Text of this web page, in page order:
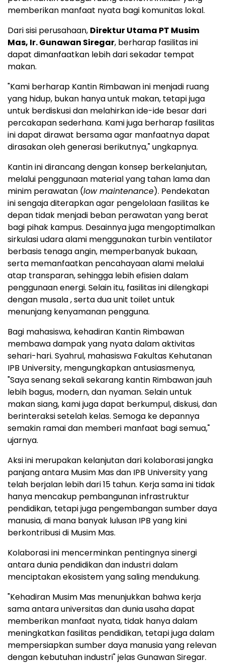
memberikan manfaat nyata bagi komunitas lokal.
Dari sisi perusahaan, Direktur Utama PT Musim
Mas, Ir. Gunawan Siregar, berharap fasilitas ini
dapat dimanfaatkan lebih dari sekadar tempat
makan.
"Kami berharap Kantin Rimbawan ini menjadi ruang
yang hidup, bukan hanya untuk makan, tetapi juga
untuk berdiskusi dan melahirkan ide-ide besar dari
percakapan sederhana. Kami juga berharap fasilitas
ini dapat dirawat bersama agar manfaatnya dapat
dirasakan oleh generasi berikutnya," ungkapnya.
Kantin ini dirancang dengan konsep berkelanjutan,
melalui penggunaan material yang tahan lama dan
minim perawatan (low maintenance). Pendekatan
ini sengaja diterapkan agar pengelolaan fasilitas ke
depan tidak menjadi beban perawatan yang berat
bagi pihak kampus. Desainnya juga mengoptimalkan
sirkulasi udara alami menggunakan turbin ventilator
berbasis tenaga angin, memperbanyak bukaan,
serta memanfaatkan pencahayaan alami melalui
atap transparan, sehingga lebih efisien dalam
penggunaan energi. Selain itu, fasilitas ini dilengkapi
dengan musala , serta dua unit toilet untuk
menunjang kenyamanan pengguna.
Bagi mahasiswa, kehadiran Kantin Rimbawan
membawa dampak yang nyata dalam aktivitas
sehari-hari. Syahrul, mahasiswa Fakultas Kehutanan
IPB University, mengungkapkan antusiasmenya,
"Saya senang sekali sekarang kantin Rimbawan jauh
lebih bagus, modern, dan nyaman. Selain untuk
makan siang, kami juga dapat berkumpul, diskusi, dan
berinteraksi setelah kelas. Semoga ke depannya
semakin ramai dan memberi manfaat bagi semua,"
ujarnya.
Aksi ini merupakan kelanjutan dari kolaborasi jangka
panjang antara Musim Mas dan IPB University yang
telah berjalan lebih dari 15 tahun. Kerja sama ini tidak
hanya mencakup pembangunan infrastruktur
pendidikan, tetapi juga pengembangan sumber daya
manusia, di mana banyak lulusan IPB yang kini
berkontribusi di Musim Mas.
Kolaborasi ini mencerminkan pentingnya sinergi
antara dunia pendidikan dan industri dalam
menciptakan ekosistem yang saling mendukung.
"Kehadiran Musim Mas menunjukkan bahwa kerja
sama antara universitas dan dunia usaha dapat
memberikan manfaat nyata, tidak hanya dalam
meningkatkan fasilitas pendidikan, tetapi juga dalam
mempersiapkan sumber daya manusia yang relevan
dengan kebutuhan industri" jelas Gunawan Siregar.